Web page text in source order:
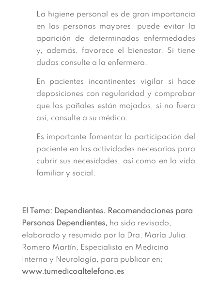
La higiene personal es de gran importancia
en las personas mayores: puede evitar la
aparición de determinadas enfermedades
y, además, favorece el bienestar. Si tiene
dudas consulte a la enfermera.
En pacientes incontinentes vigilar si hace
deposiciones con regularidad y comprobar
que los pañales están mojados, si no fuera
así, consulte a su médico.
Es importante fomentar la participación del
paciente en las actividades necesarias para
cubrir sus necesidades, así como en la vida
familiar y social.
El Tema: Dependientes. Recomendaciones para
Personas Dependientes, ha sido revisado,
elaborado y resumido por la Dra. María Julia
Romero Martín, Especialista en Medicina
Interna y Neurología, para publicar en:
www.tumedicoaltelefono.es